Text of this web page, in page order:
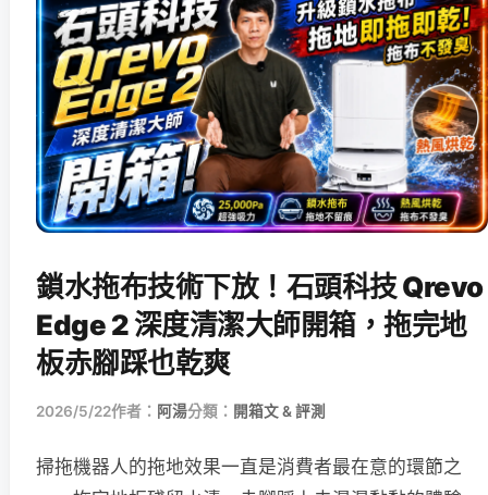
鎖水拖布技術下放！石頭科技 Qrevo
Edge 2 深度清潔大師開箱，拖完地
板赤腳踩也乾爽
2026/5/22作者： 阿湯分類： 開箱文 & 評測
掃拖機器人的拖地效果一直是消費者最在意的環節之